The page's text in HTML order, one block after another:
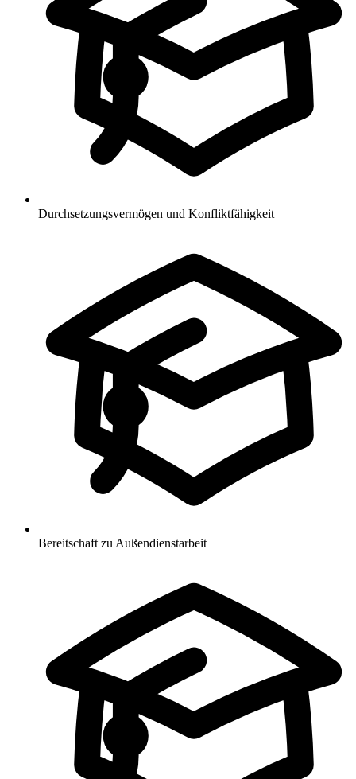
Durchsetzungsvermögen und Konfliktfähigkeit
Bereitschaft zu Außendienstarbeit